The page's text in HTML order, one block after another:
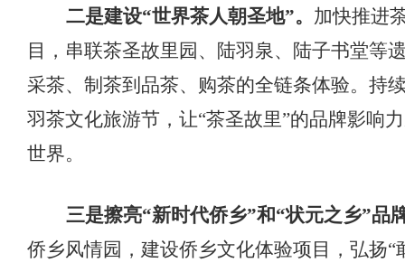
二是建设“世界茶人朝圣地”。 加快推进
目，串联茶圣故里园、陆羽泉、陆子书堂等
采茶、制茶到品茶、购茶的全链条体验。持
羽茶文化旅游节，让“茶圣故里”的品牌影响
世界。
三是擦亮“新时代侨乡”和“状元之乡”品
侨乡风情园，建设侨乡文化体验项目，弘扬“